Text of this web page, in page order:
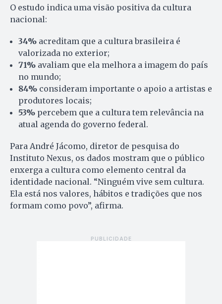
O estudo indica uma visão positiva da cultura
nacional:
34% acreditam que a cultura brasileira é
valorizada no exterior;
71% avaliam que ela melhora a imagem do país
no mundo;
84% consideram importante o apoio a artistas e
produtores locais;
53% percebem que a cultura tem relevância na
atual agenda do governo federal.
Para André Jácomo, diretor de pesquisa do
Instituto Nexus, os dados mostram que o público
enxerga a cultura como elemento central da
identidade nacional. “Ninguém vive sem cultura.
Ela está nos valores, hábitos e tradições que nos
formam como povo”, afirma.